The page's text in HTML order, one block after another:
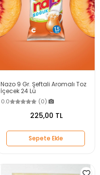
Nazo 9 Gr. Şeftali Aromalı Toz
İçecek 24 Lü
0.0 (0)
225,00 TL
Sepete Ekle